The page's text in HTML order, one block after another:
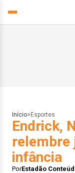
Início> Esportes
Endrick,
relembre
infância
PorEstadão